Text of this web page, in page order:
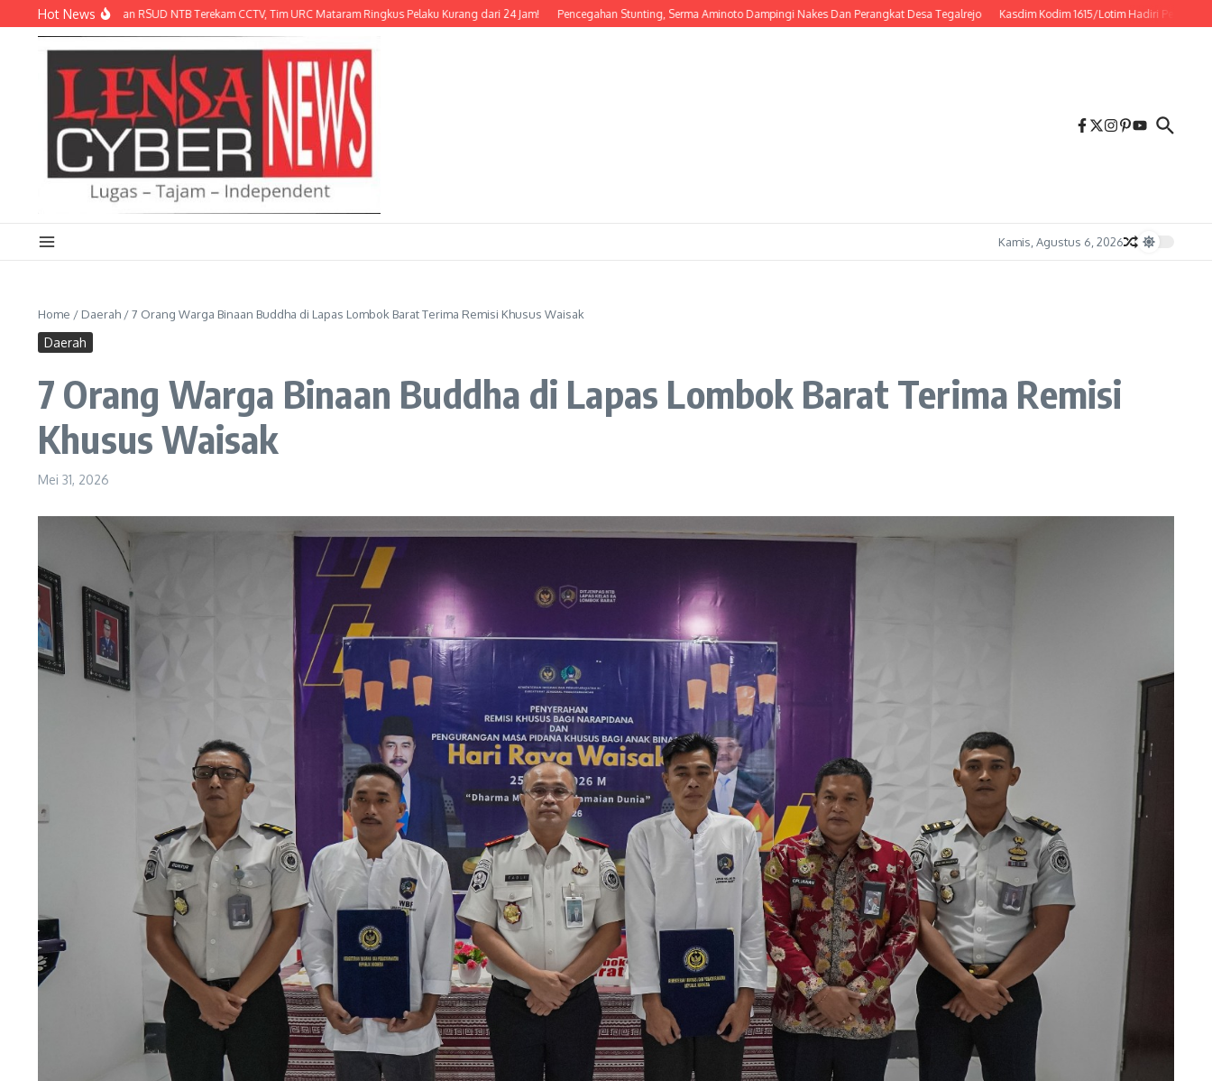
Lewati ke konten
Hot News
Helm’ di Parkiran RSUD NTB Terekam CCTV, Tim URC Mataram Ringkus Pelaku Kurang dari 24 Jam! Pencegahan Stunting, Serma Aminoto Dampingi Nakes Dan Perangkat Desa Tegalrejo Kasdim Kodim 1615/Lotim Hadiri Peringatan HUT
Kamis, Agustus 6, 2026
Home / Daerah /7 Orang Warga Binaan Buddha di Lapas Lombok Barat Terima Remisi Khusus Waisak
Daerah
7 Orang Warga Binaan Buddha di Lapas Lombok Barat Terima Remisi
Khusus Waisak
Mei 31, 2026